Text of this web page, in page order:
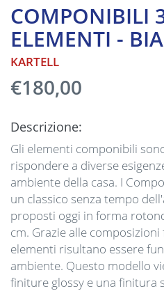
COMPONIBILI
ELEMENTI -
KARTELL
€180,00
Descrizione:
Gli elementi componibili
rispondere a diverse
ambiente della casa. I
un classico senza tempo
proposti oggi in forma
cm. Grazie alle
elementi risultano essere
ambiente. Questo modello
finiture glossy e una finitura